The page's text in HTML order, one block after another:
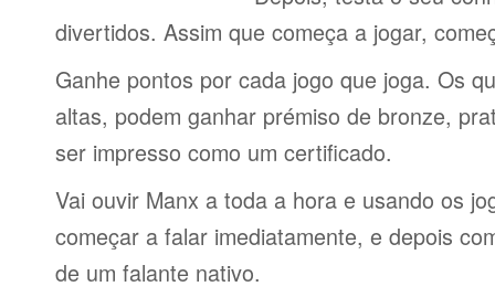
divertidos. Assim que começa a jogar,
Ganhe pontos por cada jogo que joga. Os
altas, podem ganhar prémiso de bronze,
ser impresso como um certificado.
Vai ouvir Manx a toda a hora e usando os
começar a falar imediatamente, e depois
de um falante nativo.